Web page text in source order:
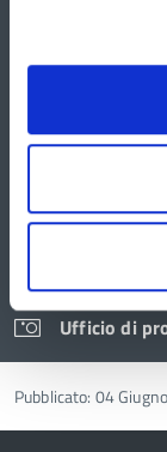
Ufficio di
Pubblicato: 04